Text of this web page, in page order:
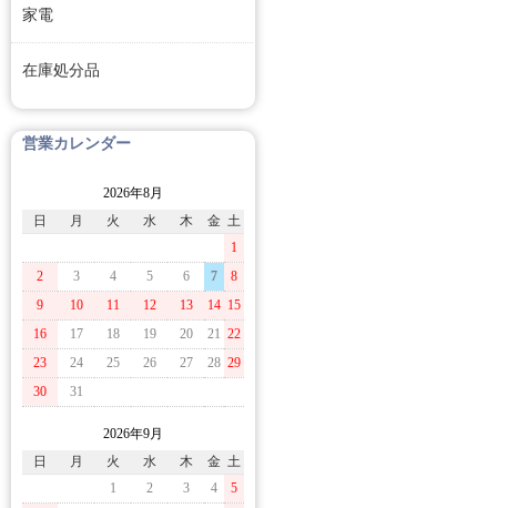
家電
在庫処分品
営業カレンダー
2026年8月
日
月 火 水 木 金 土
1
2
3 4 5 6 7
8
9
10 11 12 13 14 15
16
17 18 19 20 21 22
23
24 25 26 27 28 29
30
31
2026年9月
日
月 火 水 木 金 土
1
2 3 4
5